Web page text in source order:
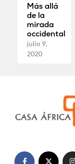
Más allá
de la
mirada
occidental
julio 9,
2020